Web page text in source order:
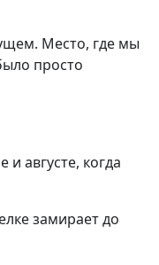
Место, где мы
просто
августе, когда
замирает до